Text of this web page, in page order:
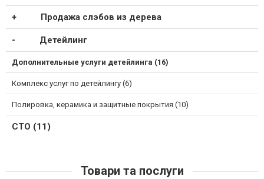
Продажа слэбов из дерева
Детейлинг
Дополнительные услуги детейлинга (16)
Комплекс услуг по детейлингу (6)
Полировка, керамика и защитные покрытия (10)
СТО (11)
Товари та послуги